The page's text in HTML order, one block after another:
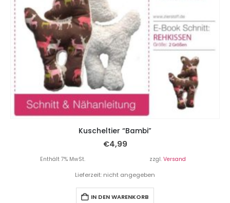
Kuscheltier “Bambi”
€4,99
Enthält 7% MwSt. zzgl. Versand
Lieferzeit: nicht angegeben
IN DEN WARENKORB